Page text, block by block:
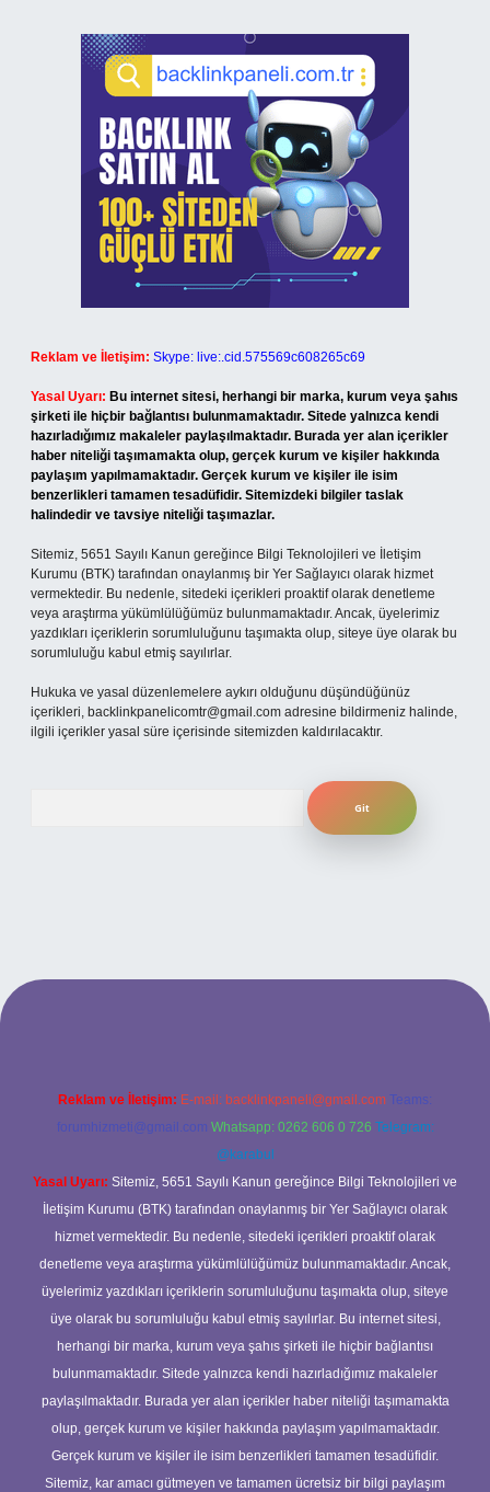
Reklam ve İletişim: Skype: live:.cid.575569c608265c69
Yasal Uyarı: Bu internet sitesi, herhangi bir marka, kurum veya şahıs
şirketi ile hiçbir bağlantısı bulunmamaktadır. Sitede yalnızca kendi
hazırladığımız makaleler paylaşılmaktadır. Burada yer alan içerikler
haber niteliği taşımamakta olup, gerçek kurum ve kişiler hakkında
paylaşım yapılmamaktadır. Gerçek kurum ve kişiler ile isim
benzerlikleri tamamen tesadüfidir. Sitemizdeki bilgiler taslak
halindedir ve tavsiye niteliği taşımazlar.
Sitemiz, 5651 Sayılı Kanun gereğince Bilgi Teknolojileri ve İletişim
Kurumu (BTK) tarafından onaylanmış bir Yer Sağlayıcı olarak hizmet
vermektedir. Bu nedenle, sitedeki içerikleri proaktif olarak denetleme
veya araştırma yükümlülüğümüz bulunmamaktadır. Ancak, üyelerimiz
yazdıkları içeriklerin sorumluluğunu taşımakta olup, siteye üye olarak bu
sorumluluğu kabul etmiş sayılırlar.
Hukuka ve yasal düzenlemelere aykırı olduğunu düşündüğünüz
içerikleri, backlinkpanelicomtr@gmail.com adresine bildirmeniz halinde,
ilgili içerikler yasal süre içerisinde sitemizden kaldırılacaktır.
yeni giriş adresi
Reklam ve İletişim: E-mail: backlinkpaneli@gmail.com Teams:
forumhizmeti@gmail.com Whatsapp: 0262 606 0 726 Telegram:
@karabul
Yasal Uyarı: Sitemiz, 5651 Sayılı Kanun gereğince Bilgi Teknolojileri ve
İletişim Kurumu (BTK) tarafından onaylanmış bir Yer Sağlayıcı olarak
hizmet vermektedir. Bu nedenle, sitedeki içerikleri proaktif olarak
denetleme veya araştırma yükümlülüğümüz bulunmamaktadır. Ancak,
üyelerimiz yazdıkları içeriklerin sorumluluğunu taşımakta olup, siteye
üye olarak bu sorumluluğu kabul etmiş sayılırlar. Bu internet sitesi,
herhangi bir marka, kurum veya şahıs şirketi ile hiçbir bağlantısı
bulunmamaktadır. Sitede yalnızca kendi hazırladığımız makaleler
paylaşılmaktadır. Burada yer alan içerikler haber niteliği taşımamakta
olup, gerçek kurum ve kişiler hakkında paylaşım yapılmamaktadır.
Gerçek kurum ve kişiler ile isim benzerlikleri tamamen tesadüfidir.
Sitemiz, kar amacı gütmeyen ve tamamen ücretsiz bir bilgi paylaşım